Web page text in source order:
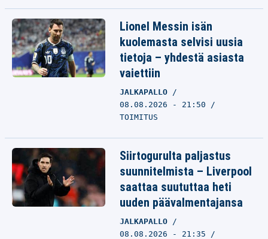
Lionel Messin isän
kuolemasta selvisi uusia
tietoja – yhdestä asiasta
vaiettiin
JALKAPALLO
08.08.2026 - 21:50
TOIMITUS
Siirtogurulta paljastus
suunnitelmista – Liverpool
saattaa suututtaa heti
uuden päävalmentajansa
JALKAPALLO
08.08.2026 - 21:35